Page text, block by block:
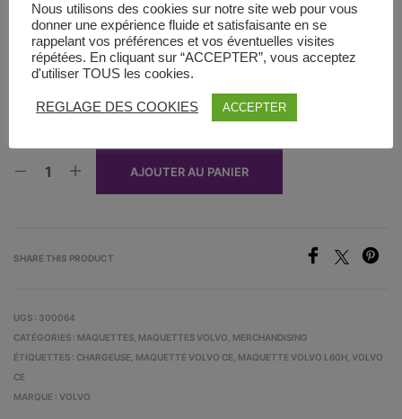
Une maquette réduite d’une chargeuse sur roues L60H Volvo, à
l’échelle 1 : 50. C ertaines fonctionnalités sont répliquées et des
pièces mobiles comme la machine réelle sont présentes. Livré
dans une boîte avec fenêtre.
AJOUTER AU PANIER
SHARE THIS PRODUCT
UGS : 300064
CATÉGORIES : MAQUETTES MAQUETTES VOLVO MERCHANDISING
ÉTIQUETTES : CHARGEUSE MAQUETTE VOLVO CE MAQUETTE VOLVO L60H VOLVO
CE
MARQUE : VOLVO
Nous utilisons des cookies sur notre site web pour vous
donner une expérience fluide et satisfaisante en se
rappelant vos préférences et vos éventuelles visites
répétées. En cliquant sur “ACCEPTER”, vous acceptez
d'utiliser TOUS les cookies.
REGLAGE DES COOKIES ACCEPTER